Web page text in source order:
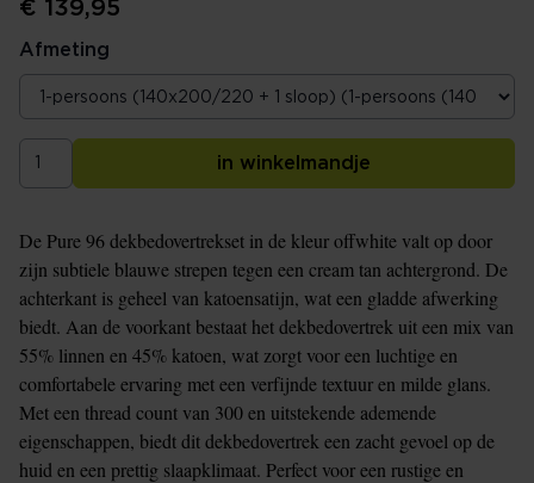
€ 139,95
Afmeting
in winkelmandje
De Pure 96 dekbedovertrekset in de kleur offwhite valt op door
zijn subtiele blauwe strepen tegen een cream tan achtergrond. De
achterkant is geheel van katoensatijn, wat een gladde afwerking
biedt. Aan de voorkant bestaat het dekbedovertrek uit een mix van
55% linnen en 45% katoen, wat zorgt voor een luchtige en
comfortabele ervaring met een verfijnde textuur en milde glans.
Met een thread count van 300 en uitstekende ademende
eigenschappen, biedt dit dekbedovertrek een zacht gevoel op de
huid en een prettig slaapklimaat. Perfect voor een rustige en